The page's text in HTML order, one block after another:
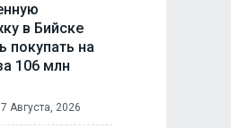
в Бийске
покупать на
106 млн
7 Августа, 2026